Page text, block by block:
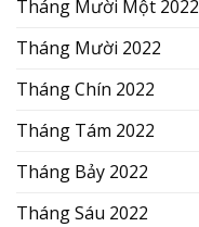
Tháng Mười Một 2022
Tháng Mười 2022
Tháng Chín 2022
Tháng Tám 2022
Tháng Bảy 2022
Tháng Sáu 2022